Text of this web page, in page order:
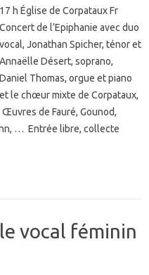
17 h Église de Corpataux Fr
Concert de l’Epiphanie avec duo
vocal, Jonathan Spicher, ténor et
Annaëlle Désert, soprano,
Daniel Thomas, orgue et piano
et le chœur mixte de Corpataux,
de Fauré, Gounod,
… Entrée libre, collecte
vocal féminin